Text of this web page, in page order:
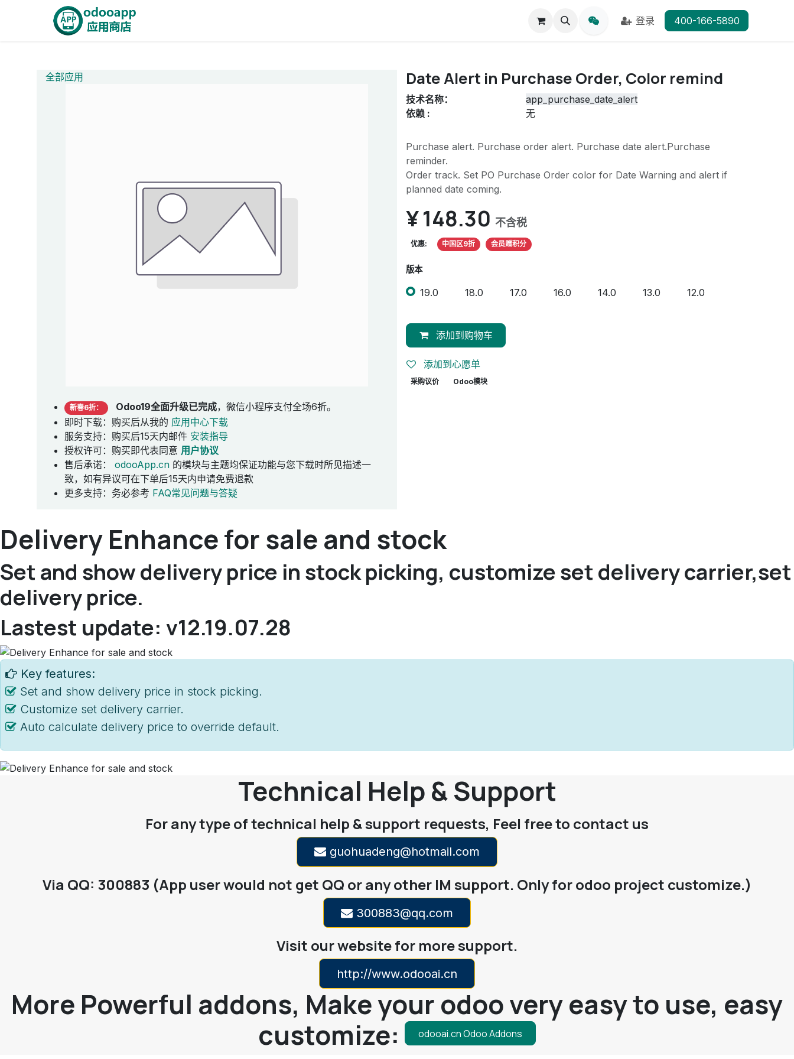
登录 400-166-5890
全部应用
新春6折： Odoo19全面升级已完成，微信小程序支付全场6折。
即时下载：购买后从我的 应用中心下载
服务支持：购买后15天内邮件 安装指导
授权许可：购买即代表同意 用户协议
售后承诺： odooApp.cn 的模块与主题均保证功能与您下载时所见描述一
致，如有异议可在下单后15天内申请免费退款
更多支持：务必参考 FAQ常见问题与答疑
Date Alert in Purchase Order, Color remind
技术名称：
app_purchase_date_alert
依赖 :
无
Purchase alert. Purchase order alert. Purchase date alert.Purchase
reminder.
Order track. Set PO Purchase Order color for Date Warning and alert if
planned date coming.
¥148.30 不含税
优惠: 中国区9折 会员赠积分
版本
19.0 18.0 17.0 16.0 14.0 13.0 12.0
添加到购物车
添加到心愿单
采购议价 Odoo模块
Delivery Enhance for sale and stock
Set and show delivery price in stock picking, customize set delivery carrier,set
delivery price.
Lastest update: v12.19.07.28
Key features:
Set and show delivery price in stock picking.
Customize set delivery carrier.
Auto calculate delivery price to override default.
Technical Help & Support
For any type of technical help & support requests, Feel free to contact us
guohuadeng@hotmail.com
Via QQ: 300883 (App user would not get QQ or any other IM support. Only for odoo project customize.)
300883@qq.com
Visit our website for more support.
http://www.odooai.cn
More Powerful addons, Make your odoo very easy to use, easy
customize:
odooai.cn Odoo Addons